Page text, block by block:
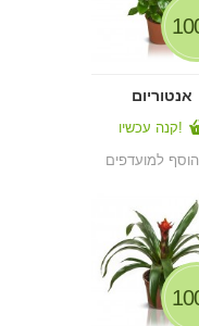
אנטוריום
קנה עכשיו!
הוסף למועדפים